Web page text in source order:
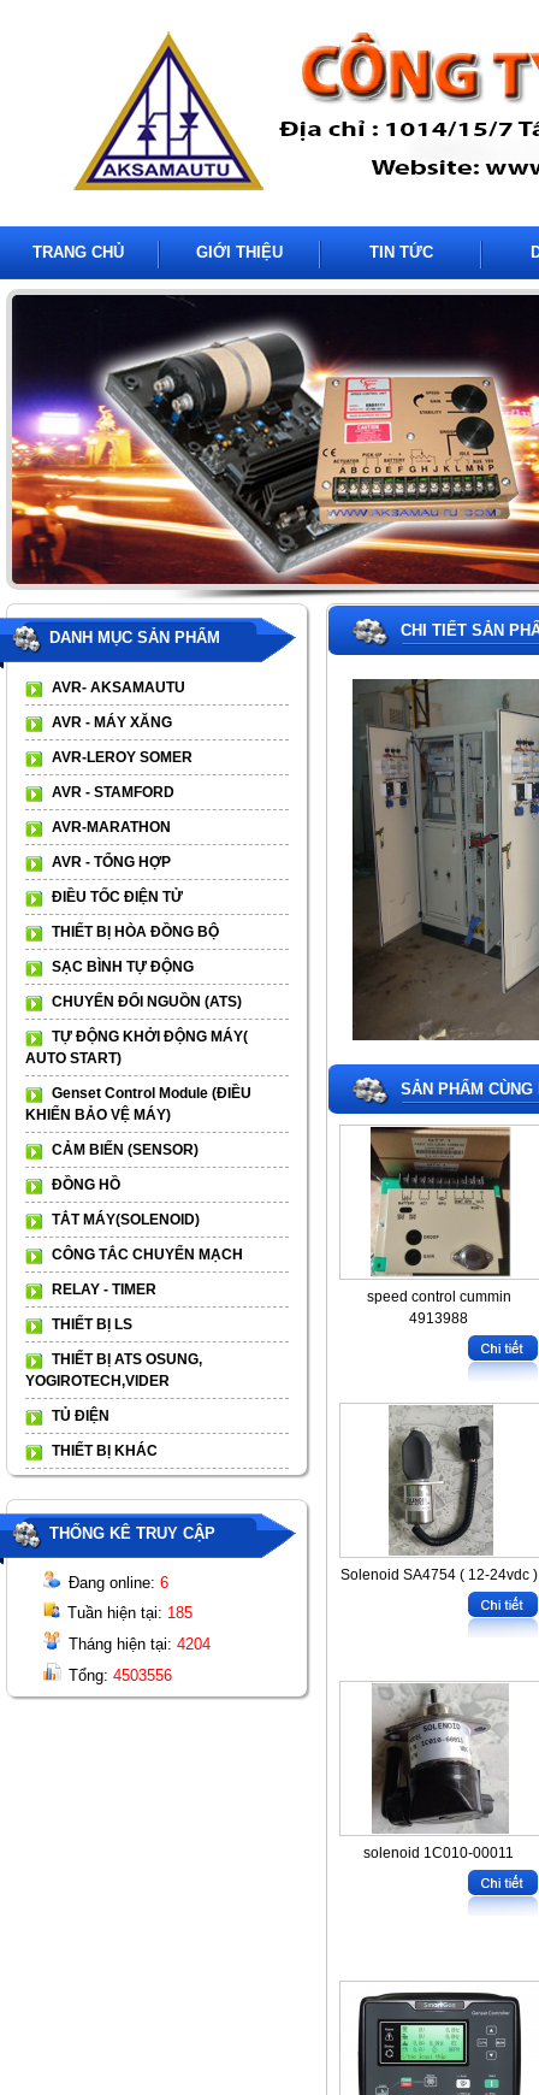
TRANG CHỦ GIỚI THIỆU TIN TỨC
DANH MỤC SẢN PHẨM
AVR- AKSAMAUTU
AVR - MÁY XĂNG
AVR-LEROY SOMER
AVR - STAMFORD
AVR-MARATHON
AVR - TỔNG HỢP
ĐIỀU TỐC ĐIỆN TỬ
THIẾT BỊ HÒA ĐỒNG BỘ
SẠC BÌNH TỰ ĐỘNG
CHUYỂN ĐỔI NGUỒN (ATS)
TỰ ĐỘNG KHỞI ĐỘNG MÁY(
AUTO START)
Genset Control Module (ĐIỀU
KHIỂN BẢO VỆ MÁY)
CẢM BIẾN (SENSOR)
ĐỒNG HỒ
TẮT MÁY(SOLENOID)
CÔNG TẮC CHUYỂN MẠCH
RELAY - TIMER
THIẾT BỊ LS
THIẾT BỊ ATS OSUNG,
YOGIROTECH,VIDER
TỦ ĐIỆN
THIẾT BỊ KHÁC
THỐNG KÊ TRUY CẬP
Đang online: 6
Tuần hiện tại: 185
Tháng hiện tại: 4204
Tổng: 4503556
CHI TIẾT SẢN
SẢN PHẨM CÙNG
speed control cummin
4913988
Solenoid SA4754 ( 12-24vdc )
solenoid 1C010-00011